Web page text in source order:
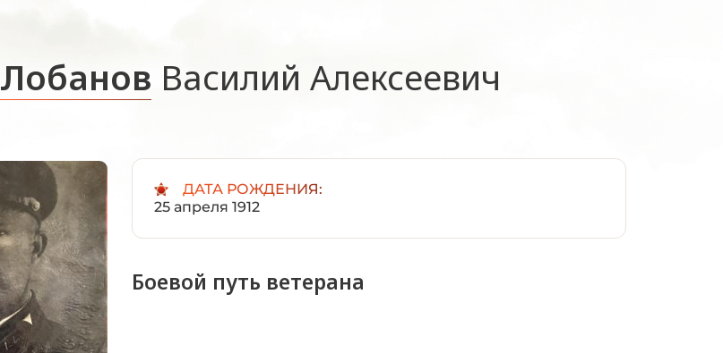
Лобанов Василий Алексеевич
ДАТА РОЖДЕНИЯ:
25 апреля 1912
Боевой путь ветерана